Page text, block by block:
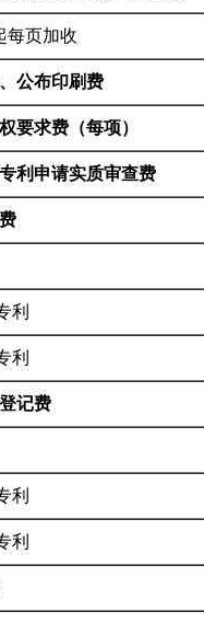
每页加收
公布印刷费
要求费（每项）
专利申请实质审查费
利
利
记费
利
利